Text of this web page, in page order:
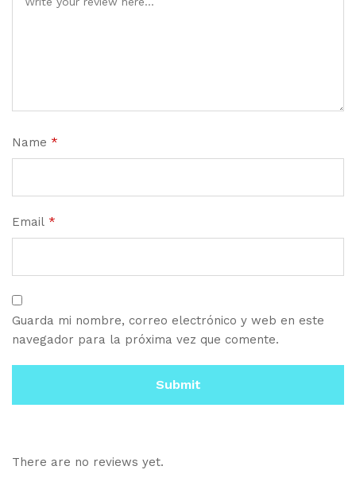
Name *
Email *
Guarda mi nombre, correo electrónico y web en este
navegador para la próxima vez que comente.
There are no reviews yet.